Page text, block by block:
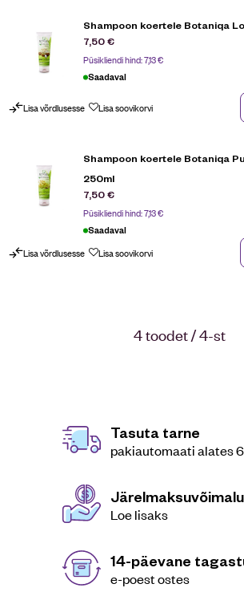
Shampoon koertele Botaniqa
7,50€
Püsikliendi hind:7,13€
Saadaval
Lisa võrdlusesse Lisa soovikorvi
Shampoon koertele Botaniqa
250ml
7,50€
Püsikliendi hind:7,13€
Saadaval
Lisa võrdlusesse Lisa soovikorvi
4 toodet / 4-st
Tasuta tarne
pakiautomaati alates
Loe lisaks
14-päevane
e-poest ostes